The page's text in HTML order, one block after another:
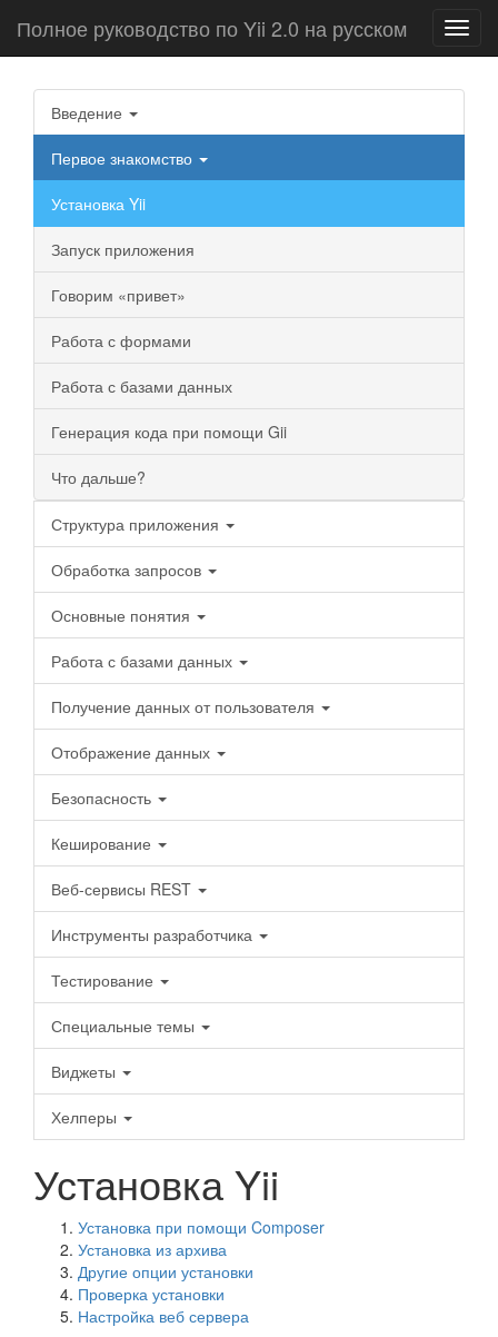
Полное руководство по Yii 2.0 на русском
Введение
Первое знакомство
Установка Yii
Запуск приложения
Говорим «привет»
Работа с формами
Работа с базами данных
Генерация кода при помощи Gii
Что дальше?
Структура приложения
Обработка запросов
Основные понятия
Работа с базами данных
Получение данных от пользователя
Отображение данных
Безопасность
Кеширование
Веб-сервисы REST
Инструменты разработчика
Тестирование
Специальные темы
Виджеты
Хелперы
Установка Yii
Установка при помощи Composer
Установка из архива
Другие опции установки
Проверка установки
Настройка веб сервера